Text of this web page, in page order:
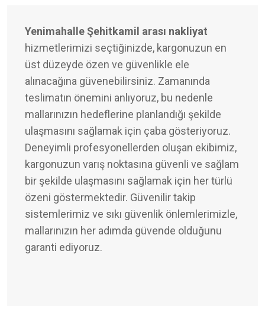
Yenimahalle Şehitkamil arası nakliyat
hizmetlerimizi seçtiğinizde, kargonuzun en
üst düzeyde özen ve güvenlikle ele
alınacağına güvenebilirsiniz. Zamanında
teslimatın önemini anlıyoruz, bu nedenle
mallarınızın hedeflerine planlandığı şekilde
ulaşmasını sağlamak için çaba gösteriyoruz.
Deneyimli profesyonellerden oluşan ekibimiz,
kargonuzun varış noktasına güvenli ve sağlam
bir şekilde ulaşmasını sağlamak için her türlü
özeni göstermektedir. Güvenilir takip
sistemlerimiz ve sıkı güvenlik önlemlerimizle,
mallarınızın her adımda güvende olduğunu
garanti ediyoruz.